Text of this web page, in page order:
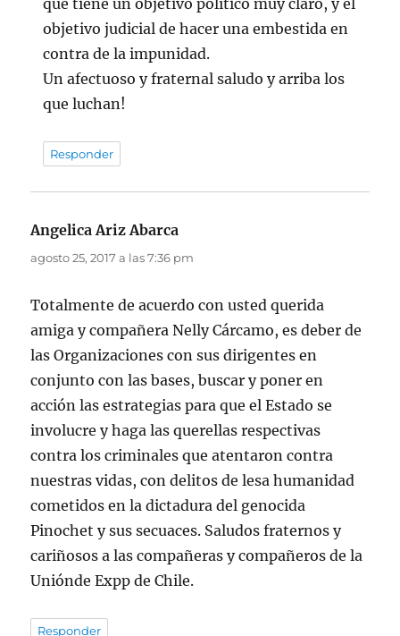
que tiene un objetivo político muy claro, y el
objetivo judicial de hacer una embestida en
contra de la impunidad.
Un afectuoso y fraternal saludo y arriba los
que luchan!
Responder
Angelica Ariz Abarca
agosto 25, 2017 a las 7:36 pm
Totalmente de acuerdo con usted querida
amiga y compañera Nelly Cárcamo, es deber de
las Organizaciones con sus dirigentes en
conjunto con las bases, buscar y poner en
acción las estrategias para que el Estado se
involucre y haga las querellas respectivas
contra los criminales que atentaron contra
nuestras vidas, con delitos de lesa humanidad
cometidos en la dictadura del genocida
Pinochet y sus secuaces. Saludos fraternos y
cariñosos a las compañeras y compañeros de la
Uniónde Expp de Chile.
Responder